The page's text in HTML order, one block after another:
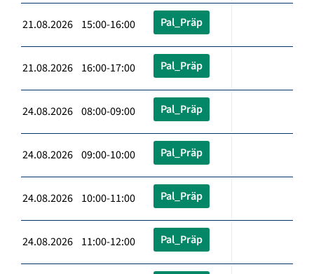
21.08.2026 15:00-16:00 Pal_Präp
21.08.2026 16:00-17:00 Pal_Präp
24.08.2026 08:00-09:00 Pal_Präp
24.08.2026 09:00-10:00 Pal_Präp
24.08.2026 10:00-11:00 Pal_Präp
24.08.2026 11:00-12:00 Pal_Präp